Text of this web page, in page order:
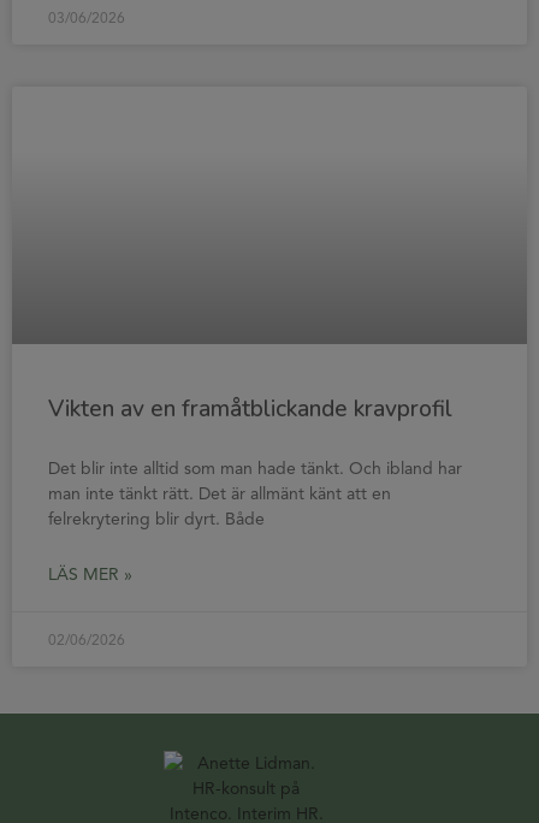
03/06/2026
Vikten av en framåtblickande kravprofil
Det blir inte alltid som man hade tänkt. Och ibland har
man inte tänkt rätt. Det är allmänt känt att en
felrekrytering blir dyrt. Både
LÄS MER »
02/06/2026